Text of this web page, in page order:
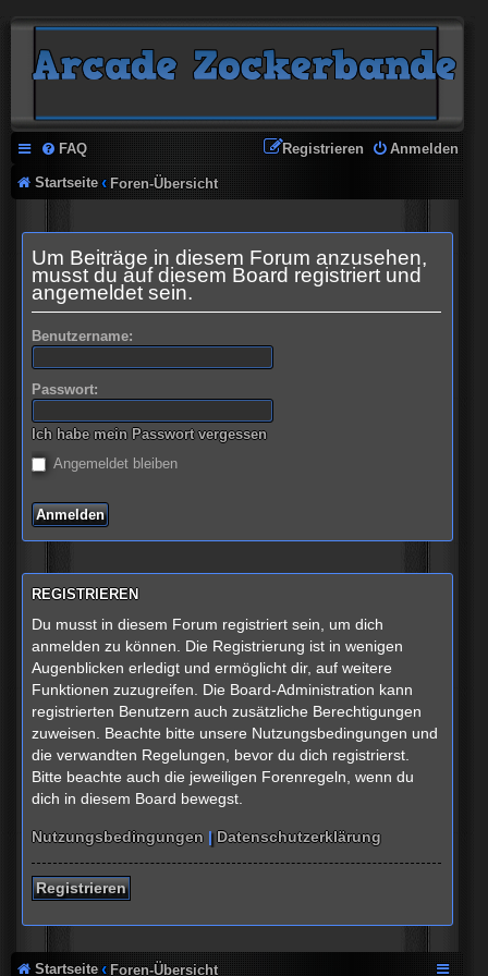
FAQ Anmelden
Registrieren
Startseite Foren-Übersicht
Um Beiträge in diesem Forum anzusehen,
musst du auf diesem Board registriert und
angemeldet sein.
Benutzername:
Passwort:
Ich habe mein Passwort vergessen
Angemeldet bleiben
REGISTRIEREN
Du musst in diesem Forum registriert sein, um dich
anmelden zu können. Die Registrierung ist in wenigen
Augenblicken erledigt und ermöglicht dir, auf weitere
Funktionen zuzugreifen. Die Board-Administration kann
registrierten Benutzern auch zusätzliche Berechtigungen
zuweisen. Beachte bitte unsere Nutzungsbedingungen und
die verwandten Regelungen, bevor du dich registrierst.
Bitte beachte auch die jeweiligen Forenregeln, wenn du
dich in diesem Board bewegst.
Nutzungsbedingungen |Datenschutzerklärung
Registrieren
Startseite Foren-Übersicht